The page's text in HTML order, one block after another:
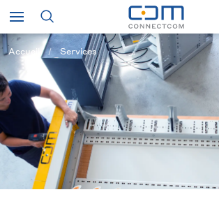
Accueil Services